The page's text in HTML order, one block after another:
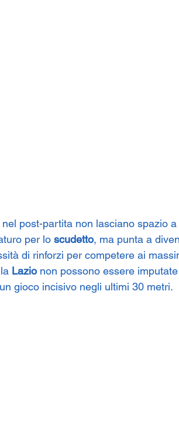
nel post-partita non lasciano spazio
per lo scudetto, ma punta a
di rinforzi per competere ai
Lazio non possono essere
gioco incisivo negli ultimi 30 metri.